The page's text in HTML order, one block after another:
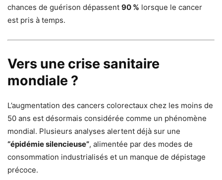
chances de guérison dépassent 90 % lorsque le cancer
est pris à temps.
Vers une crise sanitaire
mondiale ?
L’augmentation des cancers colorectaux chez les moins de
50 ans est désormais considérée comme un phénomène
mondial. Plusieurs analyses alertent déjà sur une
“épidémie silencieuse”, alimentée par des modes de
consommation industrialisés et un manque de dépistage
précoce.